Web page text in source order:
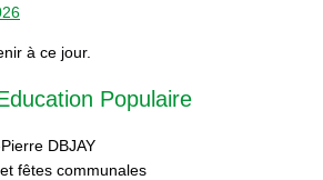
à ce jour.
Populaire
DBJAY
fêtes communales